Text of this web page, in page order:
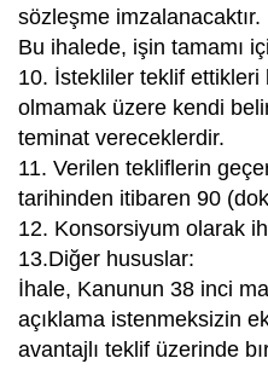
sözleşme imzalanacaktır.
Bu ihalede, işin tamamı
10. İstekliler teklif ettikleri
olmamak üzere kendi
teminat vereceklerdir.
11. Verilen tekliflerin
tarihinden itibaren 90
12. Konsorsiyum olarak
13.Diğer hususlar:
İhale, Kanunun 38 inci
açıklama istenmeksizin
avantajlı teklif üzerinde